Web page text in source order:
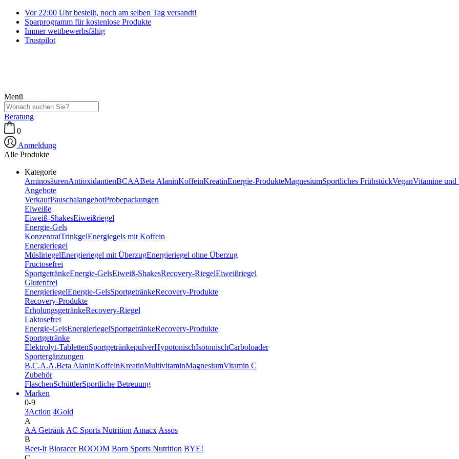
Vor 22:00 Uhr bestellt, noch am selben Tag versandt!
Sparprogramm für kostenlose Produkte
Immer wettbewerbsfähig
Trustpilot
Menü
Beratung
0
Anmeldung
Alle Produkte
Kategorie
AminosäurenAntioxidantienBCAABeta AlaninKoffeinKreatinEnergie-ProdukteMagnesiumSportliches FrühstückVeganVitamine und
Angebote
VerkaufPauschalangebotProbepackungen
Eiweiße
Eiweiß-ShakesEiweißriegel
Energie-Gels
KonzentratTrinkgelEnergiegels mit Koffein
Energieriegel
MüsliriegelEnergieriegel mit ÜberzugEnergieriegel ohne Überzug
Fructosefrei
SportgetränkeEnergie-GelsEiweiß-ShakesRecovery-RiegelEiweißriegel
Glutenfrei
EnergieriegelEnergie-GelsSportgetränkeRecovery-Produkte
Recovery-Produkte
ErholungsgetränkeRecovery-Riegel
Laktosefrei
Energie-GelsEnergieriegelSportgetränkeRecovery-Produkte
Sportgetränke
Elektrolyt-TablettenSportgetränkepulverHypotonischIsotonischCarboloader
Sportergänzungen
B.C.A.A.Beta AlaninKoffeinKreatinMultivitaminMagnesiumVitamin C
Zubehör
FlaschenSchüttlerSportliche Betreuung
Marken
0-9
3Action 4Gold
A
AA Getränk AC Sports Nutrition Amacx Assos
B
Beet-It Bioracer BOOOM Born Sports Nutrition BYE!